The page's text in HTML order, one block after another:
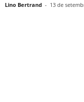
Lino Bertrand - 13 de